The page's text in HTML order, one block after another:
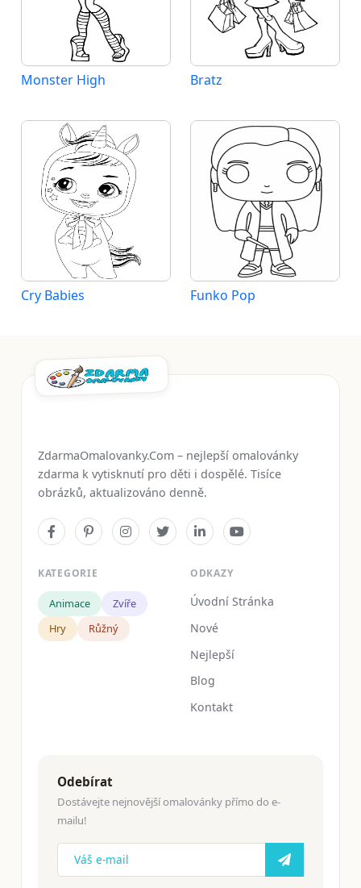
Monster High Bratz
Cry Babies Funko Pop
ZdarmaOmalovanky.Com – nejlepší omalovánky
zdarma k vytisknutí pro děti i dospělé. Tisíce
obrázků, aktualizováno denně.
KATEGORIE
Animace
Zvíře
Hry
Růžný
ODKAZY
Úvodní Stránka
Nové
Nejlepší
Blog
Kontakt
Odebírat
Dostávejte nejnovější omalovánky přímo do e-
mailu!